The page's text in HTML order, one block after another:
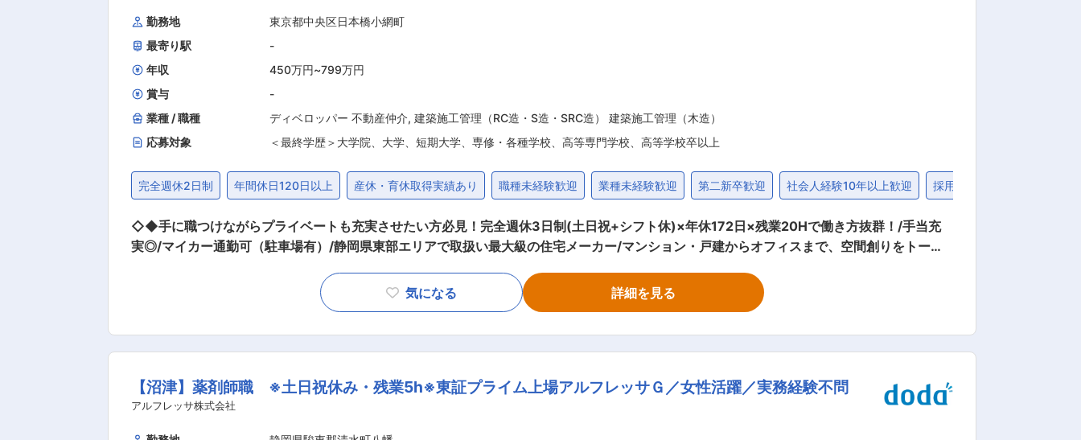
ます。 資格手当例：1級建築士30,000円、2級建築士10,000円、１級建築施工管理技士15,000円、２級建築施工管理技士（仕上げ）5,000
円 ■業務の魅力：リフォームの施工管理がメインの業務ということもあり、居住者の方々の生活の負担にならないよう配慮するという難しさ
はございますが、その分直にお施主様と接する場面が多く、お施主様の生の声を聞くことができ、感謝も直にお伝えいただく事も多くやりが
勤務地
東京都中央区日本橋小網町
最寄り駅
-
年収
450万円~799万円
賞与
-
業種 / 職種
ディベロッパー 不動産仲介, 建築施工管理（RC造・S造・SRC造） 建築施工管理（木造）
応募対象
＜最終学歴＞大学院、大学、短期大学、専修・各種学校、高等専門学校、高等学校卒以上
完全週休2日制 年間休日120日以上 産休・育休取得実績あり 職種未経験歓迎 業種未経験歓迎 第二新卒歓迎 社会人経験10年以上歓迎 採用人数5名以上
◇◆手に職つけながらプライベートも充実させたい方必見！完全週休3日制(土日祝+シフト休)×年休172日×残業20Hで働き方抜群！/手当充
実◎/マイカー通勤可（駐車場有）/静岡県東部エリアで取扱い最大級の住宅メーカー/マンション・戸建からオフィスまで、空間創りをトータ
業務になります。 ・見積書の作成 ・材料の発注 ・協力業者への工事発注 ・現場の進捗管理 ・現場の安全管理 ・完成後の引渡しおよびアフタ
ーメンテナンス対応 等 ※上記に伴う事務作業も含みます。 ■育成体制： 入社後まずは既存メンバーから引継ぎを受け、少しずつ業務に従事
どの自分時間をつくりながら働けます。 ■配属先情報： 就業場所では23名が在籍しています。 （内新築施工管理職6名） ■当社の魅力： 静
岡県東部エリアで取扱い最大級の住宅メーカーです。不動産売買、新築・中古戸建はもちろんマンションやリフォームも取り扱っています。
気になる 詳細を見る
【沼津】薬剤師職 ※土日祝休み・残業5h※東証プライム上場アルフレッサＧ／女性活躍／実務経験不問
アルフレッサ株式会社